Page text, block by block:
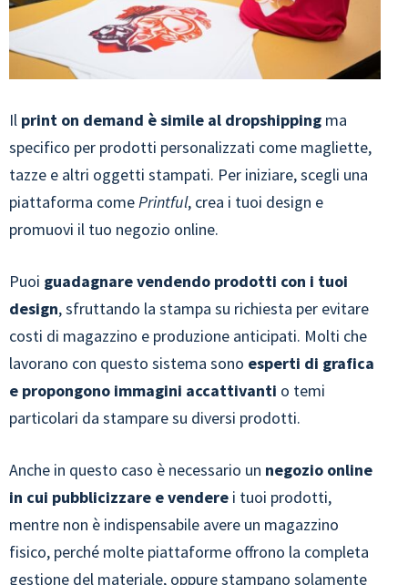
Il print on demand è simile al dropshipping ma
specifico per prodotti personalizzati come magliette,
tazze e altri oggetti stampati. Per iniziare, scegli una
piattaforma comePrintful, crea i tuoi design e
promuovi il tuo negozio online.
Puoi guadagnare vendendo prodotti con i tuoi
design, sfruttando la stampa su richiesta per evitare
costi di magazzino e produzione anticipati. Molti che
lavorano con questo sistema sono esperti di grafica
e propongono immagini accattivanti o temi
particolari da stampare su diversi prodotti.
Anche in questo caso è necessario un negozio online
in cui pubblicizzare e vendere i tuoi prodotti,
mentre non è indispensabile avere un magazzino
fisico, perché molte piattaforme offrono la completa
gestione del materiale, oppure stampano solamente